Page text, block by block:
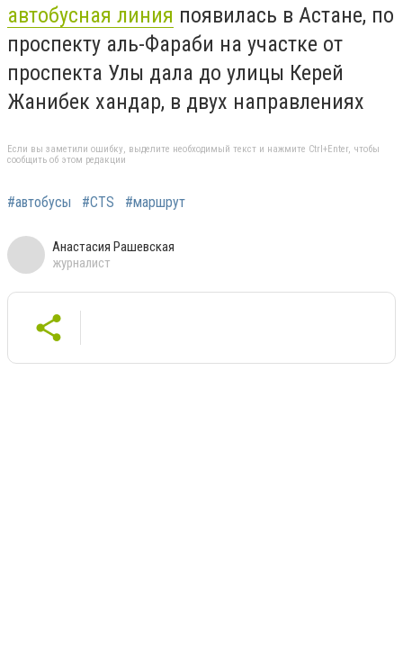
автобусная линия появилась в Астане, по
проспекту аль-Фараби на участке от
проспекта Улы дала до улицы Керей
Жанибек хандар, в двух направлениях
Если вы заметили ошибку, выделите необходимый текст и нажмите Ctrl+Enter, чтобы
сообщить об этом редакции
#автобусы #CTS #маршрут
Анастасия Рашевская
журналист